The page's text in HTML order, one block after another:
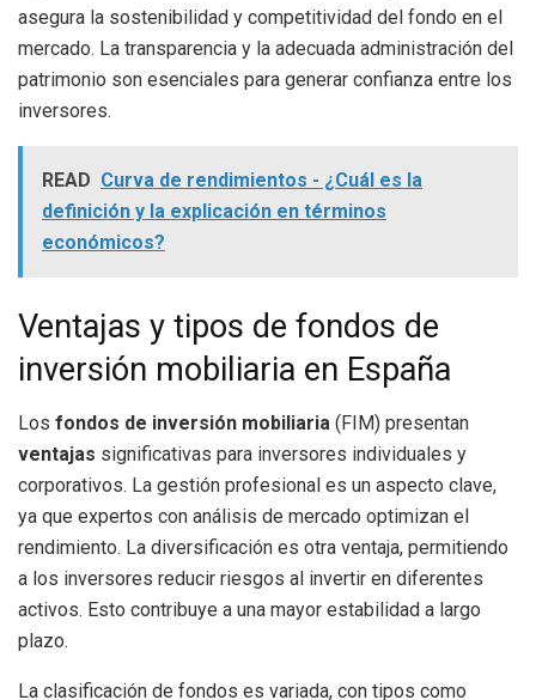
asegura la sostenibilidad y competitividad del fondo en el
mercado. La transparencia y la adecuada administración del
patrimonio son esenciales para generar confianza entre los
inversores.
READ Curva de rendimientos - ¿Cuál es la
definición y la explicación en términos
económicos?
Ventajas y tipos de fondos de
inversión mobiliaria en España
Los fondos de inversión mobiliaria (FIM) presentan
ventajas significativas para inversores individuales y
corporativos. La gestión profesional es un aspecto clave,
ya que expertos con análisis de mercado optimizan el
rendimiento. La diversificación es otra ventaja, permitiendo
a los inversores reducir riesgos al invertir en diferentes
activos. Esto contribuye a una mayor estabilidad a largo
plazo.
La clasificación de fondos es variada, con tipos como